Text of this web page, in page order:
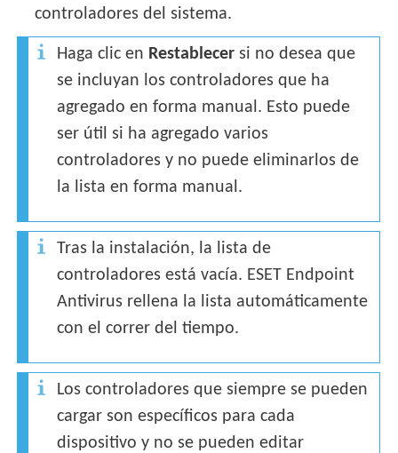
controladores del sistema.
Haga clic en Restablecer si no desea que
se incluyan los controladores que ha
agregado en forma manual. Esto puede
ser útil si ha agregado varios
controladores y no puede eliminarlos de
la lista en forma manual.
Tras la instalación, la lista de
controladores está vacía. ESET Endpoint
Antivirus rellena la lista automáticamente
con el correr del tiempo.
Los controladores que siempre se pueden
cargar son específicos para cada
dispositivo y no se pueden editar